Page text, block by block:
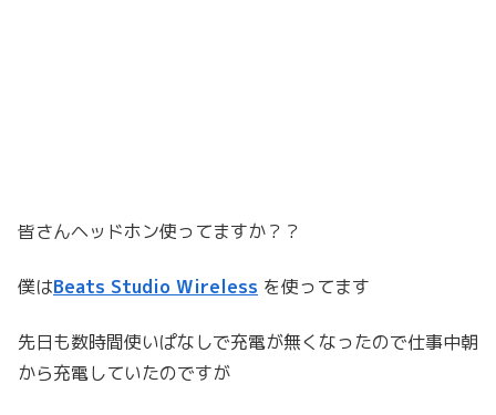
皆さんヘッドホン使ってますか？？
僕はBeats Studio Wireless を使ってます
先日も数時間使いぱなしで充電が無くなったので仕事中朝
から充電していたのですが